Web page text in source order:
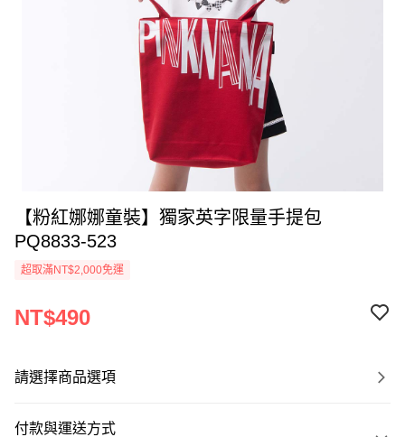
【粉紅娜娜童裝】獨家英字限量手提包
PQ8833-523
超取滿NT$2,000免運
NT$490
請選擇商品選項
付款與運送方式